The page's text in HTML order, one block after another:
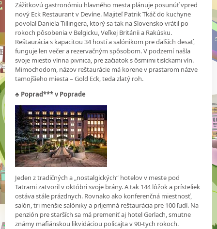
Zážitkovú gastronómiu hlavného mesta plánuje posunúť vpred
nový Eck Restaurant v Devíne. Majiteľ Patrik Tkáč do kuchyne
povolal Daniela Tillingera, ktorý sa tak na Slovensko vrátil po
rokoch pôsobenia v Belgicku, Veľkej Británii a Rakúsku.
Reštaurácia s kapacitou 34 hostí a salónikom pre ďalších desať,
funguje len večer a rezervačným spôsobom. V podzemí našla
svoje miesto vínna pivnica, pre začiatok s ôsmimi tisíckami vín.
Mimochodom, názov reštaurácie má korene v prastarom názve
tamojšieho miesta – Gold Eck, teda zlatý roh.
♣ Poprad*** v Poprade
Jeden z tradičných a „nostalgických“ hotelov v meste pod
Tatrami zatvoril v októbri svoje brány. A tak 144 lôžok a prísteliek
ostáva stále prázdnych. Rovnako ako konferenčná miestnosť,
salón, tri menšie salóniky a príjemná reštaurácia pre 100 ľudí. Na
penzión pre starších sa má premeniť aj hotel Gerlach, smutne
známy mafiánskou likvidáciou policajta v 90-tych rokoch.